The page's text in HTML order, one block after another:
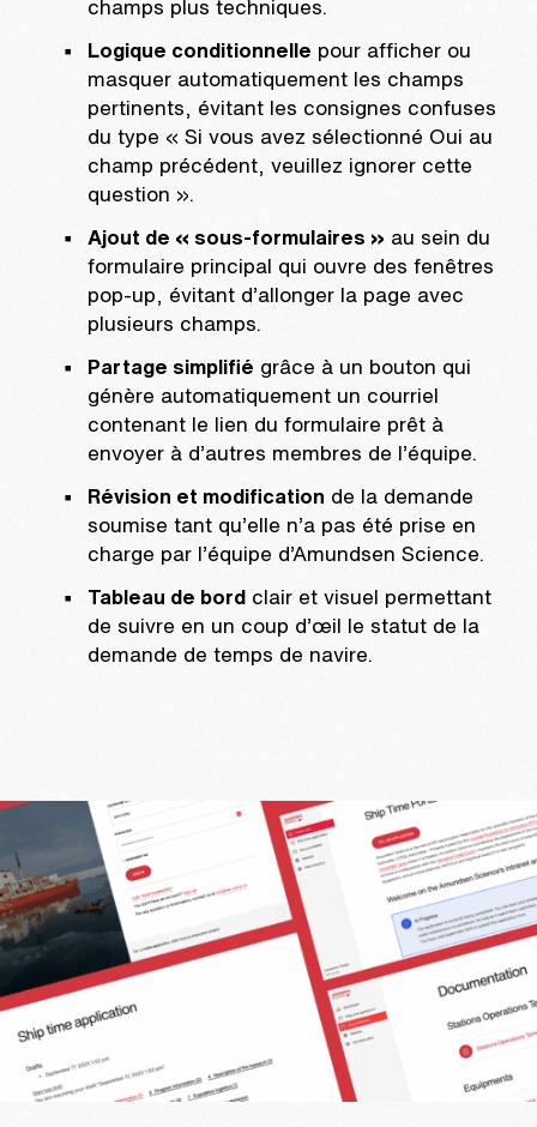
champs plus techniques.
Logique conditionnelle pour afficher ou
masquer automatiquement les champs
pertinents, évitant les consignes confuses
du type « Si vous avez sélectionné Oui au
champ précédent, veuillez ignorer cette
question ».
Ajout de « sous-formulaires » au sein du
formulaire principal qui ouvre des fenêtres
pop-up, évitant d’allonger la page avec
plusieurs champs.
Partage simplifié grâce à un bouton qui
génère automatiquement un courriel
contenant le lien du formulaire prêt à
envoyer à d’autres membres de l’équipe.
Révision et modification de la demande
soumise tant qu’elle n’a pas été prise en
charge par l’équipe d’Amundsen Science.
Tableau de bord clair et visuel permettant
de suivre en un coup d’œil le statut de la
demande de temps de navire.